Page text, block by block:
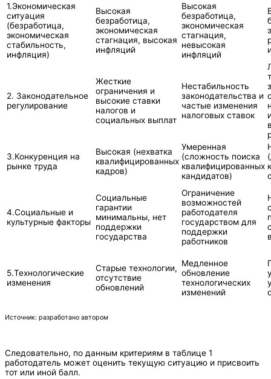
1.Экономическая
ситуация
(безработица,
экономическая
стабильность,
инфляция)
Высокая
безработица,
экономическая
стагнация, высокая
инфляций
Высокая
безработица,
экономическая
стагнация,
невысокая
инфляций
2. Законодательное
регулирование
Жесткие
ограничения и
высокие ставки
налогов и
социальных выплат
Нестабильность
законодательства и
частые изменения
налоговых ставок
3.Конкуренция на
рынке труда
Высокая (нехватка
квалифицированных
кадров)
Умеренная
(сложность поиска
квалифицированных
кандидатов)
4.Социальные и
культурные факторы
Социальные
гарантии
минимальны, нет
поддержки
государства
Ограничение
возможностей
работодателя
государством для
поддержки
работников
5.Технологические
изменения
Старые технологии,
отсутствие
обновлений
Медленное
обновление
технологических
изменений
Источник: разработано автором
Следовательно, по данным критериям в таблице 1
работодатель может оценить текущую ситуацию и присвоить
тот или иной балл.